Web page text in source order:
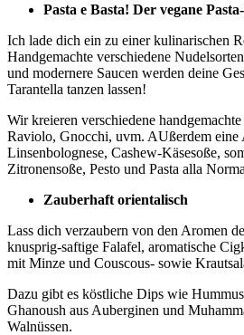
Pasta e Basta! Der vegane
Ich lade dich ein zu einer kulinarischen
Handgemachte verschiedene
und modernere Saucen werden deine
Tarantella tanzen lassen!
Wir kreieren verschiedene
Raviolo, Gnocchi, uvm. AUßerdem eine
Linsenbolognese, Cashew-Käsesoße,
Zitronensoße, Pesto und Pasta alla
Zauberhaft orientalisch
Lass dich verzaubern von den Aromen
knusprig-saftige Falafel, aromatische
mit Minze und Couscous- sowie
Dazu gibt es köstliche Dips wie
Ghanoush aus Auberginen und
Walnüssen.